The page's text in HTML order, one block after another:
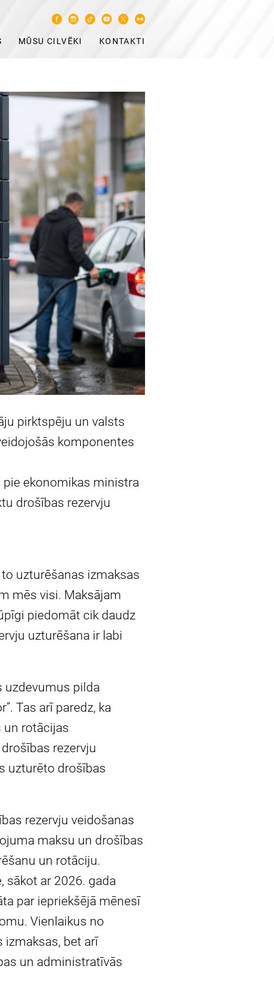
MŪSU CILVĒKI KONTAKTI
pirktspēju un valsts
komponentes
pie ekonomikas ministra
drošības rezervju
uzturēšanas izmaksas
mēs visi. Maksājam
piedomāt cik daudz
uzturēšana ir labi
uzdevumus pilda
Tas arī paredz, ka
un rotācijas
rezervju
uzturēto drošības
rezervju veidošanas
maksu un drošības
un rotāciju.
sākot ar 2026. gada
par iepriekšējā mēnesī
Vienlaikus no
izmaksas, bet arī
un administratīvās